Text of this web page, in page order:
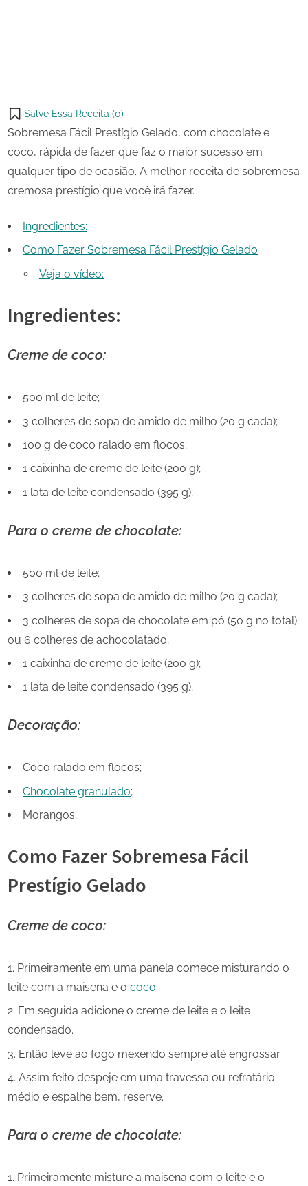
on
X
Salve Essa Receita (0)
Sobremesa Fácil Prestígio Gelado, com chocolate e
coco, rápida de fazer que faz o maior sucesso em
qualquer tipo de ocasião. A melhor receita de sobremesa
cremosa prestígio que você irá fazer.
Ingredientes:
Como Fazer Sobremesa Fácil Prestígio Gelado
Veja o vídeo:
Ingredientes:
Creme de coco:
500 ml de leite;
3 colheres de sopa de amido de milho (20 g cada);
100 g de coco ralado em flocos;
1 caixinha de creme de leite (200 g);
1 lata de leite condensado (395 g);
Para o creme de chocolate:
500 ml de leite;
3 colheres de sopa de amido de milho (20 g cada);
3 colheres de sopa de chocolate em pó (50 g no total)
ou 6 colheres de achocolatado;
1 caixinha de creme de leite (200 g);
1 lata de leite condensado (395 g);
Decoração:
Coco ralado em flocos;
Chocolate granulado;
Morangos;
Como Fazer Sobremesa Fácil
Prestígio Gelado
Creme de coco:
Primeiramente em uma panela comece misturando o
leite com a maisena e o coco.
Em seguida adicione o creme de leite e o leite
condensado.
Então leve ao fogo mexendo sempre até engrossar.
Assim feito despeje em uma travessa ou refratário
médio e espalhe bem, reserve.
Para o creme de chocolate:
Primeiramente misture a maisena com o leite e o